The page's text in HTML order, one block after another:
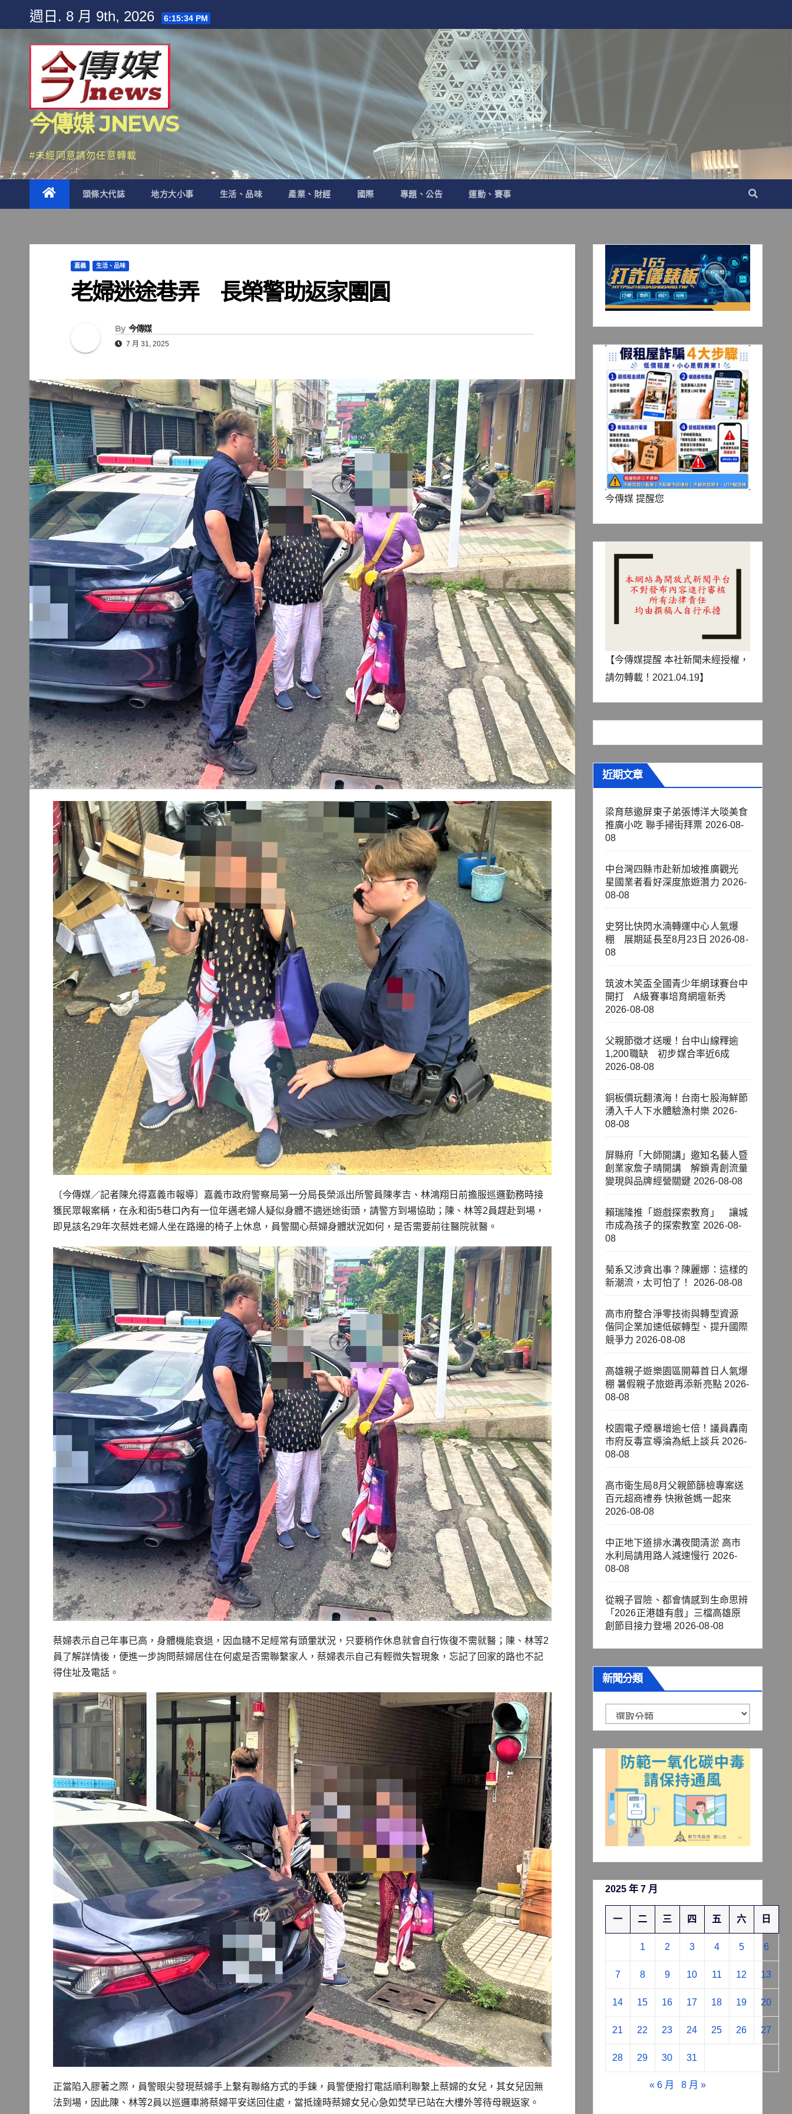
content
週日. 8 月 9th, 2026 6:15:37 PM
今傳媒 JNEWS
#未經同意請勿任意轉載
頭條大代誌 地方大小事 生活、品味 產業、財經 國際 專題、公告 運動、賽事
嘉義 生活、品味
老婦迷途巷弄 長榮警助返家團圓
By 今傳媒
7 月 31, 2025
〔今傳媒／記者陳允得嘉義市報導〕嘉義市政府警察局第一分局長榮派出所警員陳孝吉、林鴻翔日前擔服巡邏勤務時接
獲民眾報案稱，在永和街5巷口內有一位年邁老婦人疑似身體不適迷途街頭，請警方到場協助；陳、林等2員趕赴到場，
即見該名29年次蔡姓老婦人坐在路邊的椅子上休息，員警關心蔡婦身體狀況如何，是否需要前往醫院就醫。
蔡婦表示自己年事已高，身體機能衰退，因血糖不足經常有頭暈狀況，只要稍作休息就會自行恢復不需就醫；陳、林等2
員了解詳情後，便進一步詢問蔡婦居住在何處是否需聯繫家人，蔡婦表示自己有輕微失智現象，忘記了回家的路也不記
得住址及電話。
正當陷入膠著之際，員警眼尖發現蔡婦手上繫有聯絡方式的手鍊，員警便撥打電話順利聯繫上蔡婦的女兒，其女兒因無
法到場，因此陳、林等2員以巡邏車將蔡婦平安送回住處，當抵達時蔡婦女兒心急如焚早已站在大樓外等待母親返家。
今傳媒 提醒您
【今傳媒提醒 本社新聞未經授權，
請勿轉載！2021.04.19】
近期文章
梁育慈邀屏東子弟張博洋大啖美食
推廣小吃 聯手掃街拜票 2026-08-
08
中台灣四縣市赴新加坡推廣觀光
星國業者看好深度旅遊潛力 2026-
08-08
史努比快閃水湳轉運中心人氣爆
棚 展期延長至8月23日 2026-08-
08
筑波木笑盃全國青少年網球賽台中
開打 A級賽事培育網壇新秀
2026-08-08
父親節徵才送暖！台中山線釋逾
1,200職缺 初步媒合率近6成
2026-08-08
銅板價玩翻濱海！台南七股海鮮節
湧入千人下水體驗漁村樂 2026-
08-08
屏縣府「大師開講」邀知名藝人暨
創業家詹子晴開講 解鎖青創流量
變現與品牌經營關鍵 2026-08-08
賴瑞隆推「遊戲探索教育」 讓城
市成為孩子的探索教室 2026-08-
08
菊系又涉貪出事？陳麗娜：這樣的
新潮流，太可怕了！
2026-08-08
高市府整合淨零技術與轉型資源
偕同企業加速低碳轉型、提升國際
競爭力 2026-08-08
高雄親子遊樂園區開幕首日人氣爆
棚 暑假親子旅遊再添新亮點 2026-
08-08
校園電子煙暴增逾七倍！議員轟南
市府反毒宣導淪為紙上談兵 2026-
08-08
高市衛生局8月父親節篩檢專案送
百元超商禮券 快揪爸媽一起來
2026-08-08
中正地下道排水溝夜間清淤 高市
水利局請用路人減速慢行 2026-
08-08
從親子冒險、都會情感到生命思辨
「2026正港雄有戲」三檔高雄原
創節目接力登場 2026-08-08
新聞分類
聞
分
2025 年 7 月
一 二 三 四 五 六 日
1 2 3 4 5 6
7 8 9 10 11 12 13
14 15 16 17 18 19 20
21 22 23 24 25 26 27
28 29 30 31
« 6 月 8 月 »